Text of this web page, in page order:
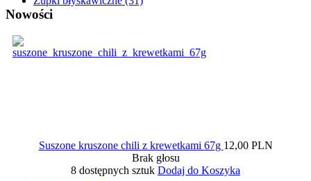
Nowości
Suszone kruszone chili z krewetkami 67g 12,00 PLN
Brak głosu
8 dostępnych sztuk Dodaj do Koszyka